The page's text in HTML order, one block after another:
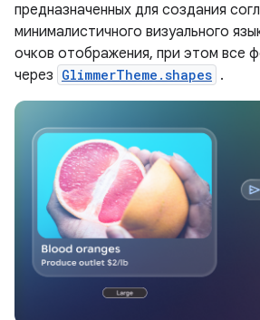
предназначенных для создания
минималистичного визуального
очков отображения, при этом все
через GlimmerTheme.shapes .